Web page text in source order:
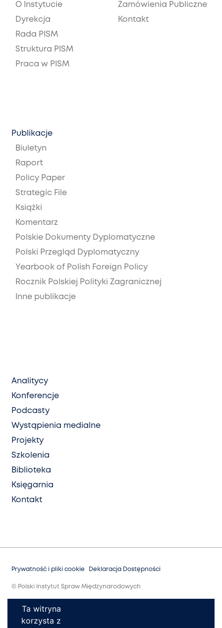
O Instytucie
Dyrekcja
Rada PISM
Struktura PISM
Praca w PISM
Zamówienia Publiczne
Kontakt
Publikacje
Biuletyn
Raport
Policy Paper
Strategic File
Książki
Komentarz
Polskie Dokumenty Dyplomatyczne
Polski Przegląd Dyplomatyczny
Yearbook of Polish Foreign Policy
Rocznik Polskiej Polityki Zagranicznej
Inne publikacje
Analitycy
Konferencje
Podcasty
Wystąpienia medialne
Projekty
Szkolenia
Biblioteka
Księgarnia
Kontakt
Prywatność i pliki cookie Deklaracja Dostępności
© Polski Instytut Spraw Międzynarodowych
Ta witryna
korzysta z